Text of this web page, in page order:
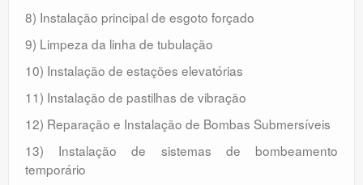
8) Instalação principal de esgoto forçado
9) Limpeza da linha de tubulação
10) Instalação de estações elevatórias
11) Instalação de pastilhas de vibração
12) Reparação e Instalação de Bombas Submersíveis
13) Instalação de sistemas de bombeamento
temporário